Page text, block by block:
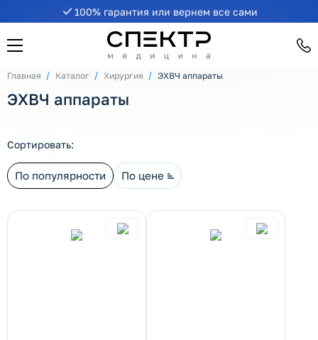
100% гарантия или вернем все сами
Главная Каталог Хирургия ЭХВЧ аппараты
ЭХВЧ аппараты
развернуть категорию
Сортировать:
По популярности По цене